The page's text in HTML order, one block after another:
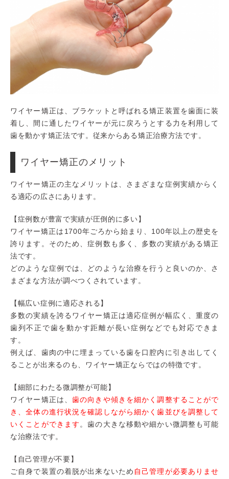
ワイヤー矯正は、ブラケットと呼ばれる矯正装置を歯面に装
着し、間に通したワイヤーが元に戻ろうとする力を利用して
歯を動かす矯正法です。従来からある矯正治療方法です。
ワイヤー矯正のメリット
ワイヤー矯正の主なメリットは、さまざまな症例実績からく
る適応の広さにあります。
【症例数が豊富で実績が圧倒的に多い】
ワイヤー矯正は1700年ごろから始まり、100年以上の歴史を
誇ります。そのため、症例数も多く、多数の実績がある矯正
法です。
どのような症例では、どのような治療を行うと良いのか、さ
まざまな方法が調べつくされています。
【幅広い症例に適応される】
多数の実績を誇るワイヤー矯正は適応症例が幅広く、重度の
歯列不正で歯を動かす距離が長い症例などでも対応できま
す。
例えば、歯肉の中に埋まっている歯を口腔内に引き出してく
ることが出来るのも、ワイヤー矯正ならではの特徴です。
【細部にわたる微調整が可能】
ワイヤー矯正は、歯の向きや傾きを細かく調整することがで
き、全体の進行状況を確認しながら細かく歯並びを調整して
いくことができます 。歯の大きな移動や細かい微調整も可能
な治療法です。
【自己管理が不要】
ご自身で装置の着脱が出来ないため 自己管理が必要ありませ